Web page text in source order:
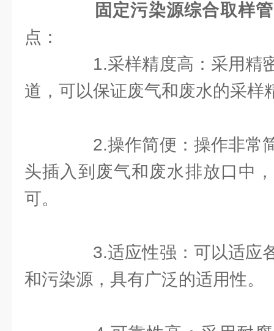
固定污染源综合取样管
点：
1.采样精度高：采用精
道，可以保证废气和废水的采样
2.操作简便：操作非常
头插入到废气和废水排放口中
可。
3.适应性强：可以适应
和污染源，具有广泛的适用性。